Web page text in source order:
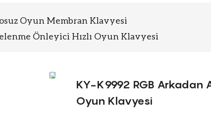
Oyun Membran Klavyesi
Önleyici Hızlı Oyun Klavyesi
KY-K9992 RGB Arkadan
Oyun Klavyesi